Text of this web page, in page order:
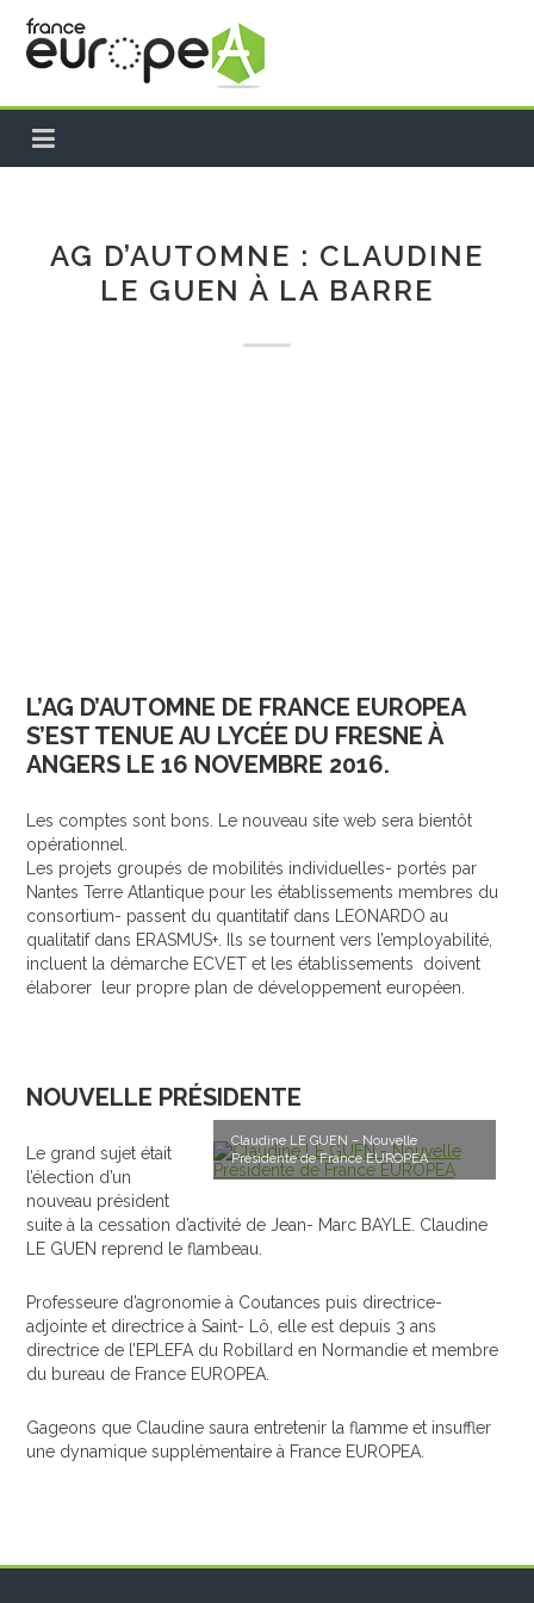
PROJETS EUROPÉENS
AG D’AUTOMNE : CLAUDINE
LE GUEN À LA BARRE
L’AG D’AUTOMNE DE FRANCE EUROPEA
S’EST TENUE AU LYCÉE DU FRESNE À
ANGERS LE 16 NOVEMBRE 2016.
Les comptes sont bons. Le nouveau site web sera bientôt
opérationnel.
Les projets groupés de mobilités individuelles- portés par
Nantes Terre Atlantique pour les établissements membres du
consortium- passent du quantitatif dans LEONARDO au
qualitatif dans ERASMUS+. Ils se tournent vers l’employabilité,
incluent la démarche ECVET et les établissements doivent
élaborer leur propre plan de développement européen.
NOUVELLE PRÉSIDENTE
Claudine LE GUEN – Nouvelle
Présidente de France EUROPEA
Le grand sujet était
l’élection d’un
nouveau président
suite à la cessation d’activité de Jean- Marc BAYLE. Claudine
LE GUEN reprend le flambeau.
Professeure d’agronomie à Coutances puis directrice-
adjointe et directrice à Saint- Lô, elle est depuis 3 ans
directrice de l’EPLEFA du Robillard en Normandie et membre
du bureau de France EUROPEA.
Gageons que Claudine saura entretenir la flamme et insuffler
une dynamique supplémentaire à France EUROPEA.